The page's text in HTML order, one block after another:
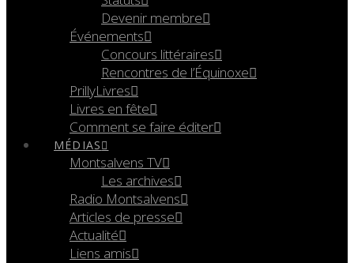
Devenir membre
Événements
Concours littéraires
Rencontres de l’Équinoxe
PrillyLivres
Livres en fête
Comment se faire éditer
MÉDIAS
Montsalvens TV
Les archives
Radio Montsalvens
Articles de presse
Actualité
Liens amis